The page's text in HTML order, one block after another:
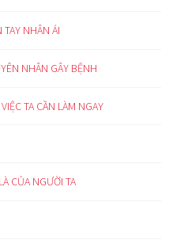
NHÂN ÁI
NHÂN GÂY BỆNH
TA CẦN LÀM NGAY
CỦA NGƯỜI TA